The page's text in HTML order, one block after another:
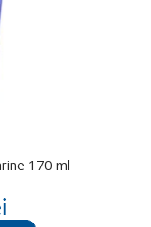
170 ml